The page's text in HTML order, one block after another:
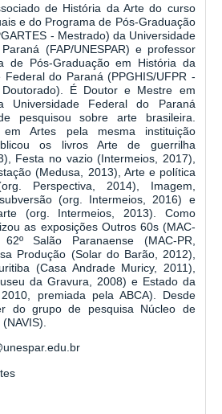
de História da Arte do curso
e do Programa de Pós-Graduação
- Mestrado) da Universidade
(FAP/UNESPAR) e professor
de Pós-Graduação em História da
Federal do Paraná (PPGHIS/UFPR -
É Doutor e Mestre em
Universidade Federal do Paraná
pesquisou sobre arte brasileira.
em Artes pela mesma instituição
os livros Arte de guerrilha
Festa no vazio (Intermeios, 2017),
(Medusa, 2013), Arte e política
Perspectiva, 2014), Imagem,
(org. Intermeios, 2016) e
(org. Intermeios, 2013). Como
as exposições Outros 60s (MAC-
Salão Paranaense (MAC-PR,
Produção (Solar do Barão, 2012),
(Casa Andrade Muricy, 2011),
da Gravura, 2008) e Estado da
premiada pela ABCA). Desde
do grupo de pesquisa Núcleo de